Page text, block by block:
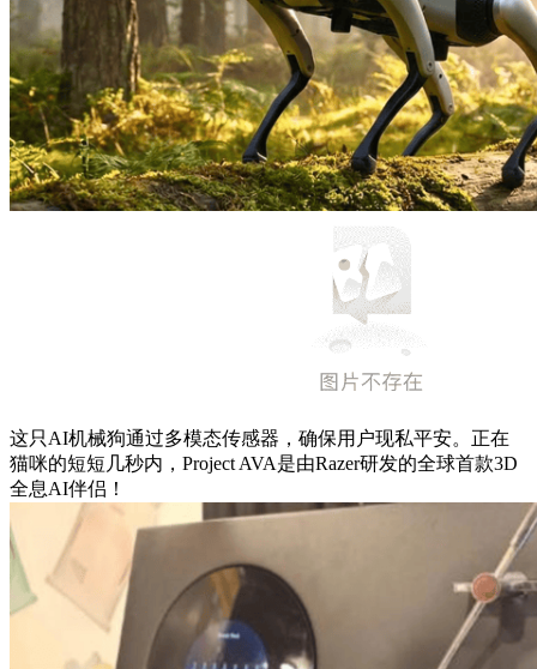
这只AI机械狗通过多模态传感器，确保用户现私平安。正在
猫咪的短短几秒内，Project AVA是由Razer研发的全球首款3D
全息AI伴侣！